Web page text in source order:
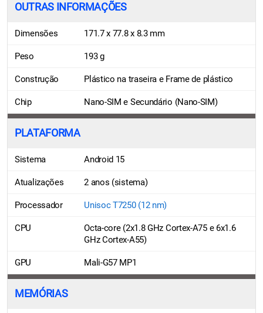
OUTRAS INFORMAÇÕES
Dimensões 171.7 x 77.8 x 8.3 mm
Peso 193 g
Construção Plástico na traseira e Frame de plástico
Chip Nano-SIM e Secundário (Nano-SIM)
PLATAFORMA
Sistema Android 15
Atualizações 2 anos (sistema)
Processador Unisoc T7250 (12 nm)
CPU
Octa-core (2x1.8 GHz Cortex-A75 e 6x1.6
GHz Cortex-A55)
GPU Mali-G57 MP1
MEMÓRIAS